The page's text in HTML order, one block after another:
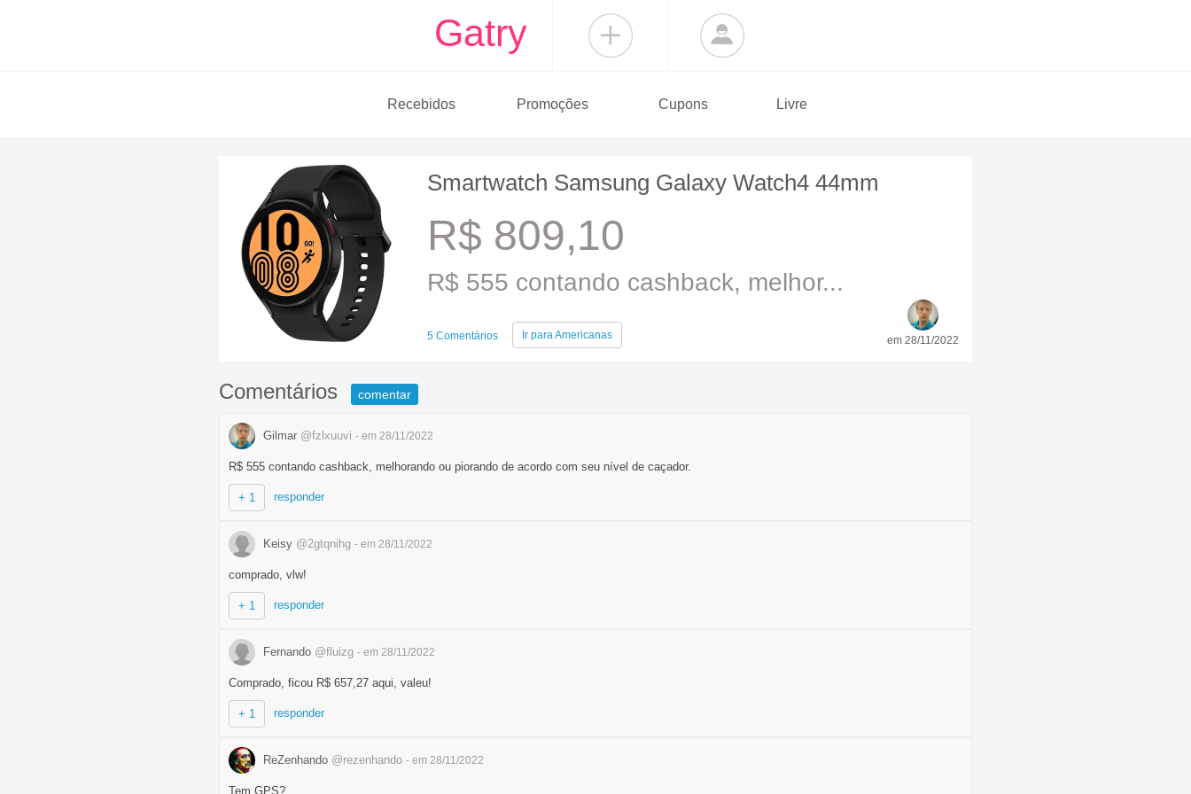
Gatry
Recebidos Promoções Cupons Livre
Smartwatch Samsung Galaxy Watch4 44mm
R$ 809,10
R$ 555 contando cashback, melhor...
5 Comentários Ir paraAmericanas em 28/11/2022
Comentários comentar
Gilmar @fzlxuuvi - em 28/11/2022
R$ 555 contando cashback, melhorando ou piorando de acordo com seu nível de caçador.
+ 1 responder
Keisy @2gtqnihg - em 28/11/2022
comprado, vlw!
+ 1 responder
Fernando @fluizg - em 28/11/2022
Comprado, ficou R$ 657,27 aqui, valeu!
+ 1 responder
ReZenhando @rezenhando - em 28/11/2022
Tem GPS?